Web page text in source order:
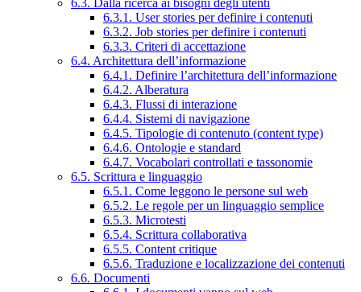
6.3. Dalla ricerca ai bisogni degli utenti
6.3.1. User stories per definire i contenuti
6.3.2. Job stories per definire i contenuti
6.3.3. Criteri di accettazione
6.4. Architettura dell’informazione
6.4.1. Definire l’architettura dell’informazione
6.4.2. Alberatura
6.4.3. Flussi di interazione
6.4.4. Sistemi di navigazione
6.4.5. Tipologie di contenuto (content type)
6.4.6. Ontologie e standard
6.4.7. Vocabolari controllati e tassonomie
6.5. Scrittura e linguaggio
6.5.1. Come leggono le persone sul web
6.5.2. Le regole per un linguaggio semplice
6.5.3. Microtesti
6.5.4. Scrittura collaborativa
6.5.5. Content critique
6.5.6. Traduzione e localizzazione dei contenuti
6.6. Documenti